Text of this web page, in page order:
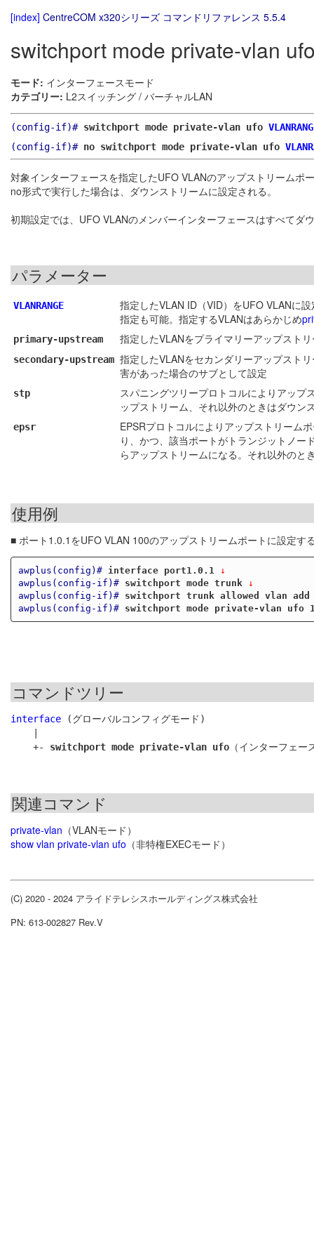
[index] CentreCOM x320シリーズ コマンドリファレンス 5.5.4
switchport mode private-vlan
モード: インターフェースモード
カテゴリー: L2スイッチング / バーチャルLAN
(config-if)# switchport mode private-vlan ufo
(config-if)# no switchport mode private-vlan ufo
対象インターフェースを指定したUFO VLANのアップストリームポ
no形式で実行した場合は、ダウンストリームに設定される。
初期設定では、UFO VLANのメンバーインターフェースはすべてダ
パラメーター
VLANRANGE
指定したVLAN ID（VID）をUFO VLANに
指定も可能。指定するVLANはあらかじめ
primary-upstream 指定したVLANをプライマリーアップスト
secondary-upstream 指定したVLANをセカンダリーアップスト
害があった場合のサブとして設定
stp
スパニングツリープロトコルによりアップ
ップストリーム、それ以外のときはダウン
epsr
EPSRプロトコルによりアップストリーム
り、かつ、該当ポートがトランジットノ
らアップストリームになる。それ以外のと
使用例
■ ポート1.0.1をUFO VLAN 100のアップストリームポートに設定す
awplus(config)# interface port1.0.1
↓
awplus(config-if)#
switchport mode trunk ↓
awplus(config-if)#
switchport trunk allowed vlan add
awplus(config-if)#
switchport mode private-vlan ufo
コマンドツリー
interface (グローバルコンフィグモード)
    +-
switchport mode private-vlan ufo
関連コマンド
private-vlan （VLANモード）
show vlan private-vlan ufo （非特権EXECモード）
(C) 2020 - 2024 アライドテレシスホールディングス株式会社
PN: 613-002827 Rev.V